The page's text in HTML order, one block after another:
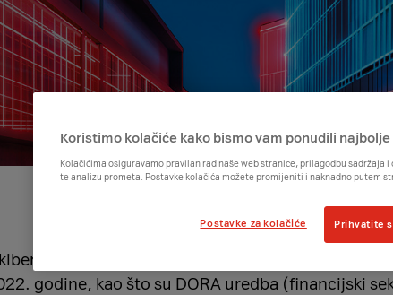
NIS2
sigurnosti EU, ali istovremeno i samo
godine, kao što su DORA uredba (financijski
Koristimo kolačiće kako bismo vam ponudili
Kolačićima osiguravamo pravilan rad naše web stranice, prilagodbu sadržaja
te analizu prometa. Postavke kolačića možete promijeniti i naknadno putem
Postavke za kolačiće Prihvatite